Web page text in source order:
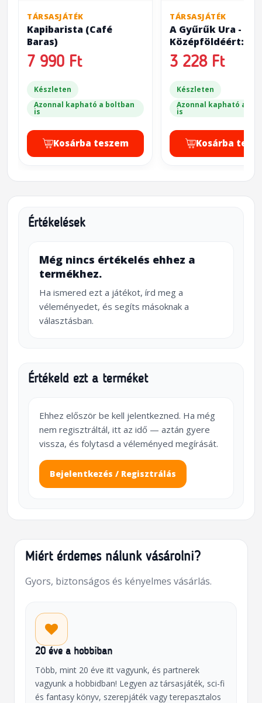
TÁRSASJÁTÉK
Kapibarista (Café
Baras)
7 990 Ft
Készleten
Azonnal kapható a boltban
is
Kosárba teszem
TÁRSASJÁTÉK
A Gyűrűk Ura -
Középföldéért:
Szövetségesek (
Lord of the Rings:
Allies)
3 228 Ft
Készleten
Azonnal kapható a
is
Kosárba
Értékelések
Még nincs értékelés ehhez a
termékhez.
Ha ismered ezt a játékot, írd meg a
véleményedet, és segíts másoknak a
választásban.
Értékeld ezt a terméket
Ehhez először be kell jelentkezned. Ha még
nem regisztráltál, itt az idő — aztán gyere
vissza, és folytasd a véleményed megírását.
Bejelentkezés / Regisztrálás
Miért érdemes nálunk vásárolni?
Gyors, biztonságos és kényelmes vásárlás.
20 éve a hobbiban
Több, mint 20 éve itt vagyunk, és partnerek
vagyunk a hobbidban! Legyen az társasjáték, sci-fi
és fantasy könyv, szerepjáték vagy terepasztalos